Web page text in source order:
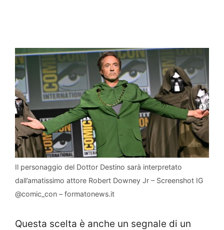
Il personaggio del Dottor Destino sarà interpretato
dall’amatissimo attore Robert Downey Jr – Screenshot IG
@comic_con – formatonews.it
Questa scelta è anche un segnale di un